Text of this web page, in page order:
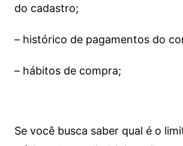
do cadastro;
– histórico de pagamentos do
– hábitos de compra;
Se você busca saber qual é o